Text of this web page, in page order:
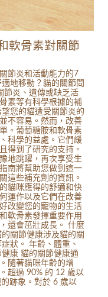
軟骨素對關節
節炎和活動能力的7
地移動？貓的關節問
炎、遺傳或缺乏活
素等有科學根據的補
您的貓遭受關節炎的
不容易。然而，改善
。葡萄糖胺和軟骨素
科學的益處。它們緩
得到了研究的支持。
地跳躍，再次享受生
南將幫助您做到這一
這些補充劑的資訊。
貓咪應得的舒適和快
運作以及它們在改善
改變您的寵物的生活
軟骨素發揮重要作用
還會茁壯成長。 什麼
關節健康涉及貓的關
狀。 年齡、體重、
康 貓的關節健康通
隨著貓咪年齡的增
超過 90% 的 12 歲以
跡象。對於 6 歲以